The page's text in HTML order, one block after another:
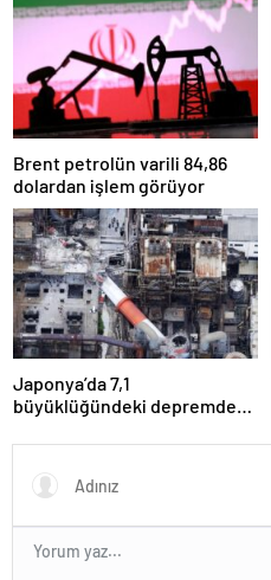
Brent petrolün varili 84,86
dolardan işlem görüyor
Japonya’da 7,1
büyüklüğündeki depremde